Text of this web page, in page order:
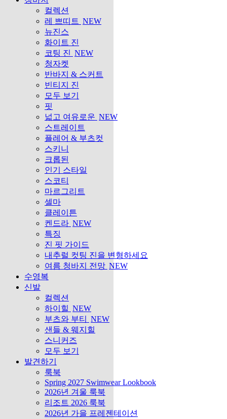
컬렉션
레 쁘띠트 NEW
뉴진스
화이트 진
코팅 진 NEW
청자켓
반바지 & 스커트
빈티지 진
모두 보기
핏
넓고 여유로운 NEW
스트레이트
플레어 & 부츠컷
스키니
크롭된
인기 스타일
스코티
마르그리트
셀마
클레이튼
켄드라 NEW
특징
진 핏 가이드
내추럴 컷팅 진을 변형하세요
여름 청바지 전망 NEW
수영복
신발
컬렉션
하이힐 NEW
부츠와 부티
NEW
샌들 & 웨지힐
스니커즈
모두 보기
발견하기
룩북
Spring 2027 Swimwear Lookbook
2026년 겨울 룩북
리조트 2026 룩북
2026년 가을 프레젠테이션